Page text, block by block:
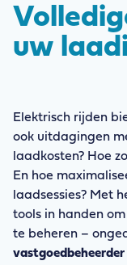
uw
Elektrisch rijden
ook uitdagingen
laadkosten? Hoe
En hoe
laadsessies? Met
tools in handen
te beheren –
vastgoedbeheerder